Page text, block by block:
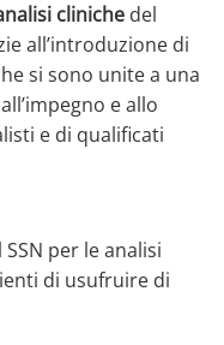
cliniche del
all’introduzione di
si sono unite a una
e allo
e di qualificati
per le analisi
di usufruire di